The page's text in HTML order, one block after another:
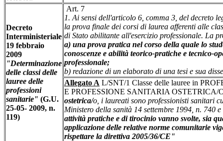
Decreto
Interministeriale
19 febbraio
2009
"Determinazione
delle classi delle
lauree delle
professioni
sanitarie" (G.U.
25-05- 2009, n.
119)
Art. 7
1. Ai sensi dell'articolo 6, comma 3, del decreto
la prova finale dei corsi di laurea afferenti alle
di Stato abilitante all'esercizio professionale. La
a) una prova pratica nel corso della quale lo
conoscenze e abilità teorico-pratiche e tecnico-
professionale;
b) redazione di un elaborato di una tesi e sua
Allegato A L/SNT/1 Classe delle lauree in
E PROFESSIONE SANITARIA
ostetrica/o, i laureati sono professionisti sanitari
Ministero della sanità 14 settembre 1994, n. 740
attività pratiche e di tirocinio vanno svolte, sia
applicazione delle relative norme comunitarie
rispettare la direttiva 2005/36/CE"